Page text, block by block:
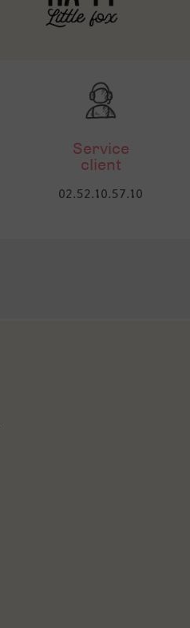
Service
client
02.52.10.57.10